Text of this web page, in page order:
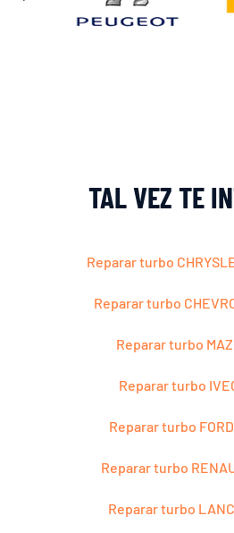
TAL VEZ TE
Reparar turbo
Reparar turbo
Reparar turbo
Reparar turbo
Reparar turbo FORD
Reparar turbo
Reparar turbo